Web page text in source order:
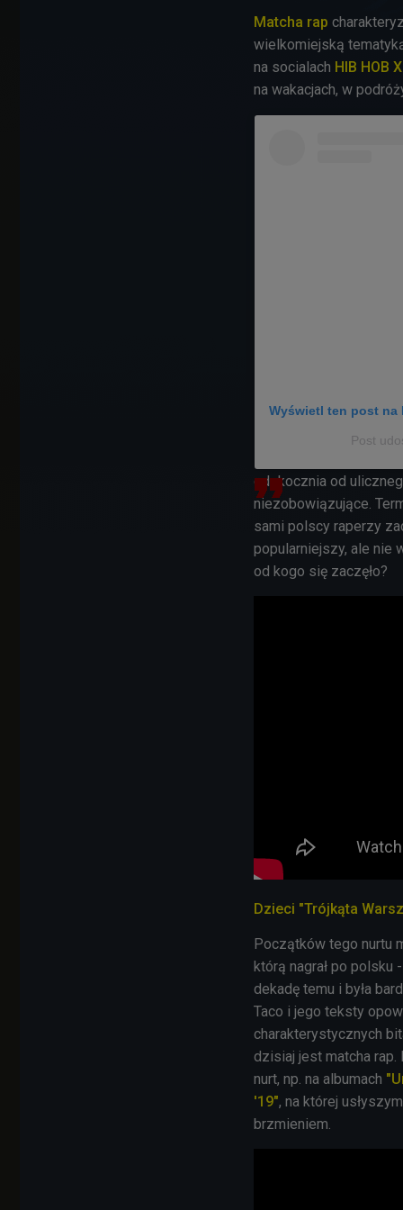
Matcha rap
wielkomiejską
na socialach HIB HOB
na wakacjach, w
Wyświetl ten post na
Post
odskocznia od
niezobowiązujące.
sami polscy raperzy
popularniejszy, ale nie
od kogo się zaczęło?
Dzieci "Trójkąta
Początków tego nurtu
którą nagrał po polsku
dekadę temu i była
Taco i jego teksty
charakterystycznych
dzisiaj jest matcha rap.
nurt, np. na albumach
'19", na której
brzmieniem.